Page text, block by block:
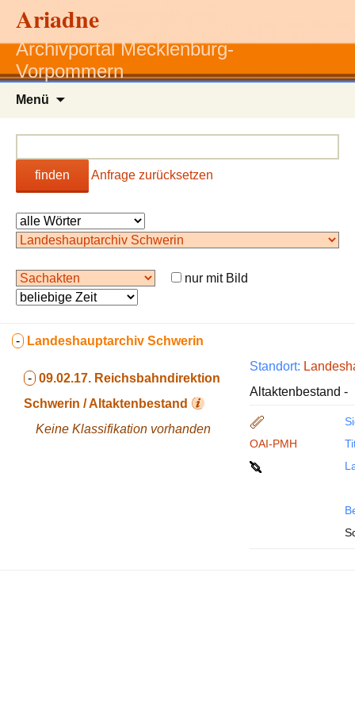
Ariadne
Archivportal Mecklenburg-
Vorpommern
Menü
finden Anfrage zurücksetzen
nur mit Bild
- Landeshauptarchiv Schwerin
- 09.02.17. Reichsbahndirektion
Schwerin / Altaktenbestand
Keine Klassifikation vorhanden
Standort:
Altaktenbestand -
OAI-PMH